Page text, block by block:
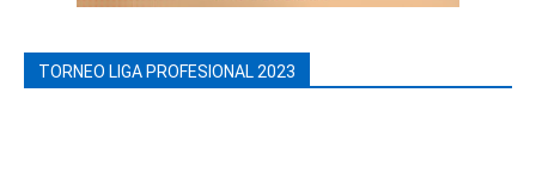
TORNEO LIGA PROFESIONAL 2023